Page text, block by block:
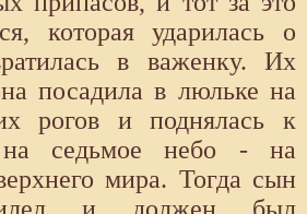
которая ударилась о
в важенку. Их
посадила в люльке на
рогов и поднялась к
седьмое небо - на
мира. Тогда сын